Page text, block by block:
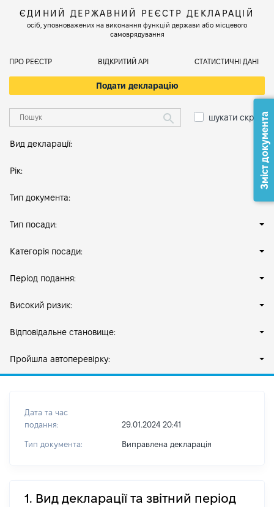
ЄДИНИЙ ДЕРЖАВНИЙ РЕЄСТР ДЕКЛАРАЦІЙ
осіб, уповноважених на виконання функцій держави або місцевого
самоврядування
ПРО РЕЄСТР ВІДКРИТИЙ АРІ СТАТИСТИЧНІ ДАНІ
Подати декларацію
шукати скрізь
Вид декларації:
Рік:
Тип документа:
Тип посади:
Категорія посади:
Період подання:
Високий ризик:
Відповідальне становище:
Пройшла автоперевірку:
Дата та час
подання:
29.01.2024 20:41
Тип документа: Виправлена декларація
1. Вид декларації та звітний період
Зміст документа